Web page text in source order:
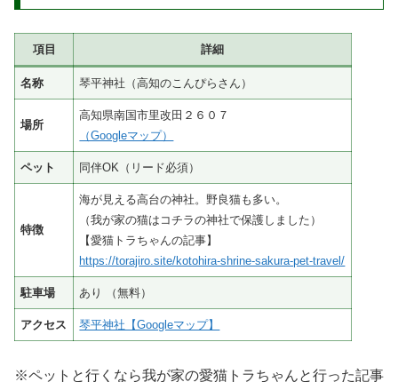
項目 詳細
名称 琴平神社（高知のこんぴらさん）
場所
高知県南国市里改田２６０７
（Googleマップ）
ペット 同伴OK（リード必須）
特徴
海が見える高台の神社。野良猫も多い。
（我が家の猫はコチラの神社で保護しました）
【愛猫トラちゃんの記事】
https://torajiro.site/kotohira-shrine-sakura-pet-travel/
駐車場 あり （無料）
アクセス 琴平神社【Googleマップ】
※ペットと行くなら我が家の愛猫トラちゃんと行った記事